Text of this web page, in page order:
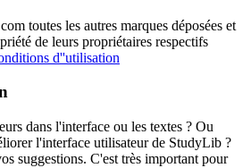
toutes les autres marques déposées et
de leurs propriétaires respectifs
d''utilisation
dans l'interface ou les textes ? Ou
l'interface utilisateur de StudyLib ?
suggestions. C'est très important pour